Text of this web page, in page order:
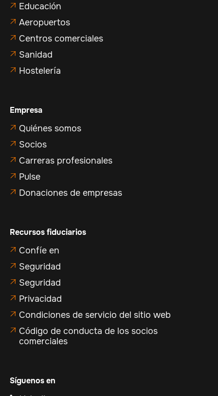
 Educación
 Aeropuertos
 Centros comerciales
 Sanidad
 Hostelería
Empresa
 Quiénes somos
 Socios
 Carreras profesionales
 Pulse
 Donaciones de empresas
Recursos fiduciarios
 Confíe en
 Seguridad
 Seguridad
 Privacidad
 Condiciones de servicio del sitio web
 Código de conducta de los socios
comerciales
Síguenos en